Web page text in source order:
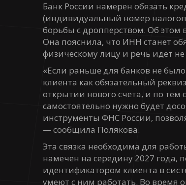
Банк России намерен обязать
(индивидуальный номер
борьбы с дропперством. Об этом
Она пояснила, что ИНН станет
физическому лицу и речь идет
«Если раньше для банков не
клиента как обязательный
открытии нового счета, и по тем
самостоятельно нужно будет
инструменты ФНС России,
— сообщила Полякова.
Эта связка необходима для
намечен на середину 2027 года,
идентификатором клиента в
умеют с ним работать. Во время